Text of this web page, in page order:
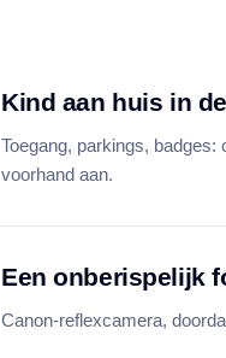
Kind aan huis in
Toegang, parkings,
voorhand aan.
Een onberispelijk
Canon-reflexcamera,